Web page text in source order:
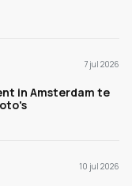
7 jul 2026
in Amsterdam te
10 jul 2026